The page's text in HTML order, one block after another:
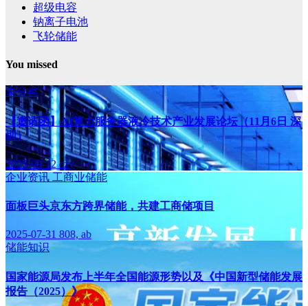
超级电容
钠离子电池
飞轮储能
You missed
未分类
【邀请函】AI算力服务器液冷技术产业发展论坛（11月6日 深
圳）
2025-09-12czy
企业资讯 工商业储能
面板巨头京东方跨界储能，共建工商储项目
2025-07-31 808, ab
储能知识
国家能源局发布上半年全国能源形势以及《中国新型储能发展
报告（2025）》